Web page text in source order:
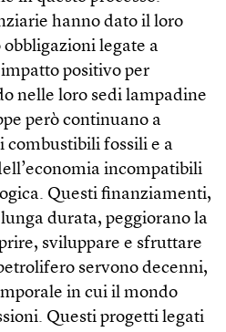
hanno dato il loro
legate a
positivo per
nelle loro sedi lampadine
però continuano a
combustibili fossili e a
incompatibili
Questi finanziamenti,
durata, peggiorano la
sviluppare e sfruttare
servono decenni,
in cui il mondo
Questi progetti legati